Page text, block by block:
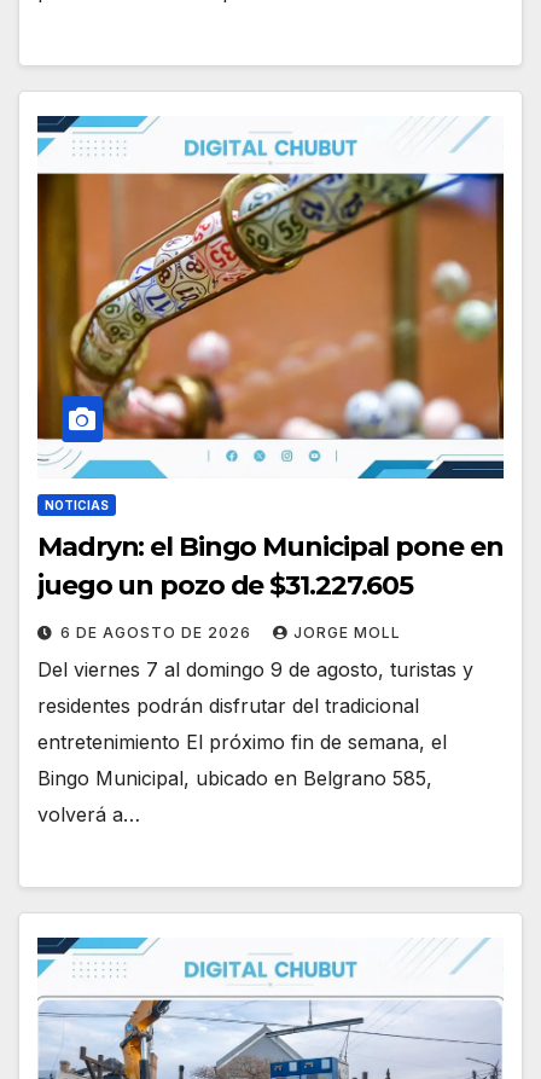
NOTICIAS
Madryn: el Bingo Municipal pone en
juego un pozo de $31.227.605
6 DE AGOSTO DE 2026 JORGE MOLL
Del viernes 7 al domingo 9 de agosto, turistas y
residentes podrán disfrutar del tradicional
entretenimiento El próximo fin de semana, el
Bingo Municipal, ubicado en Belgrano 585,
volverá a…